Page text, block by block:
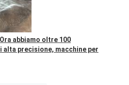
abbiamo oltre 100
precisione, macchine per